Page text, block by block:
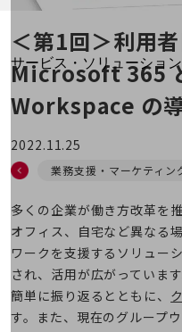
別ウィンドウで開きます
サービス・ソリューショ
サービス・ソリューショ
DXに関する課題を解決する
カテゴリーで探す
カテゴリーで探すTOP
クラウド・データセンター
セキュリティ
＜第1回＞利用
Microsoft 365
Workspace の
2022.11.25
業務支援・マーケティン
多くの企業が働き方改革を
オフィス、自宅など異なる
ワークを支援するソリュー
され、活用が広がっていま
簡単に振り返るとともに、
す。また、現在のグループ